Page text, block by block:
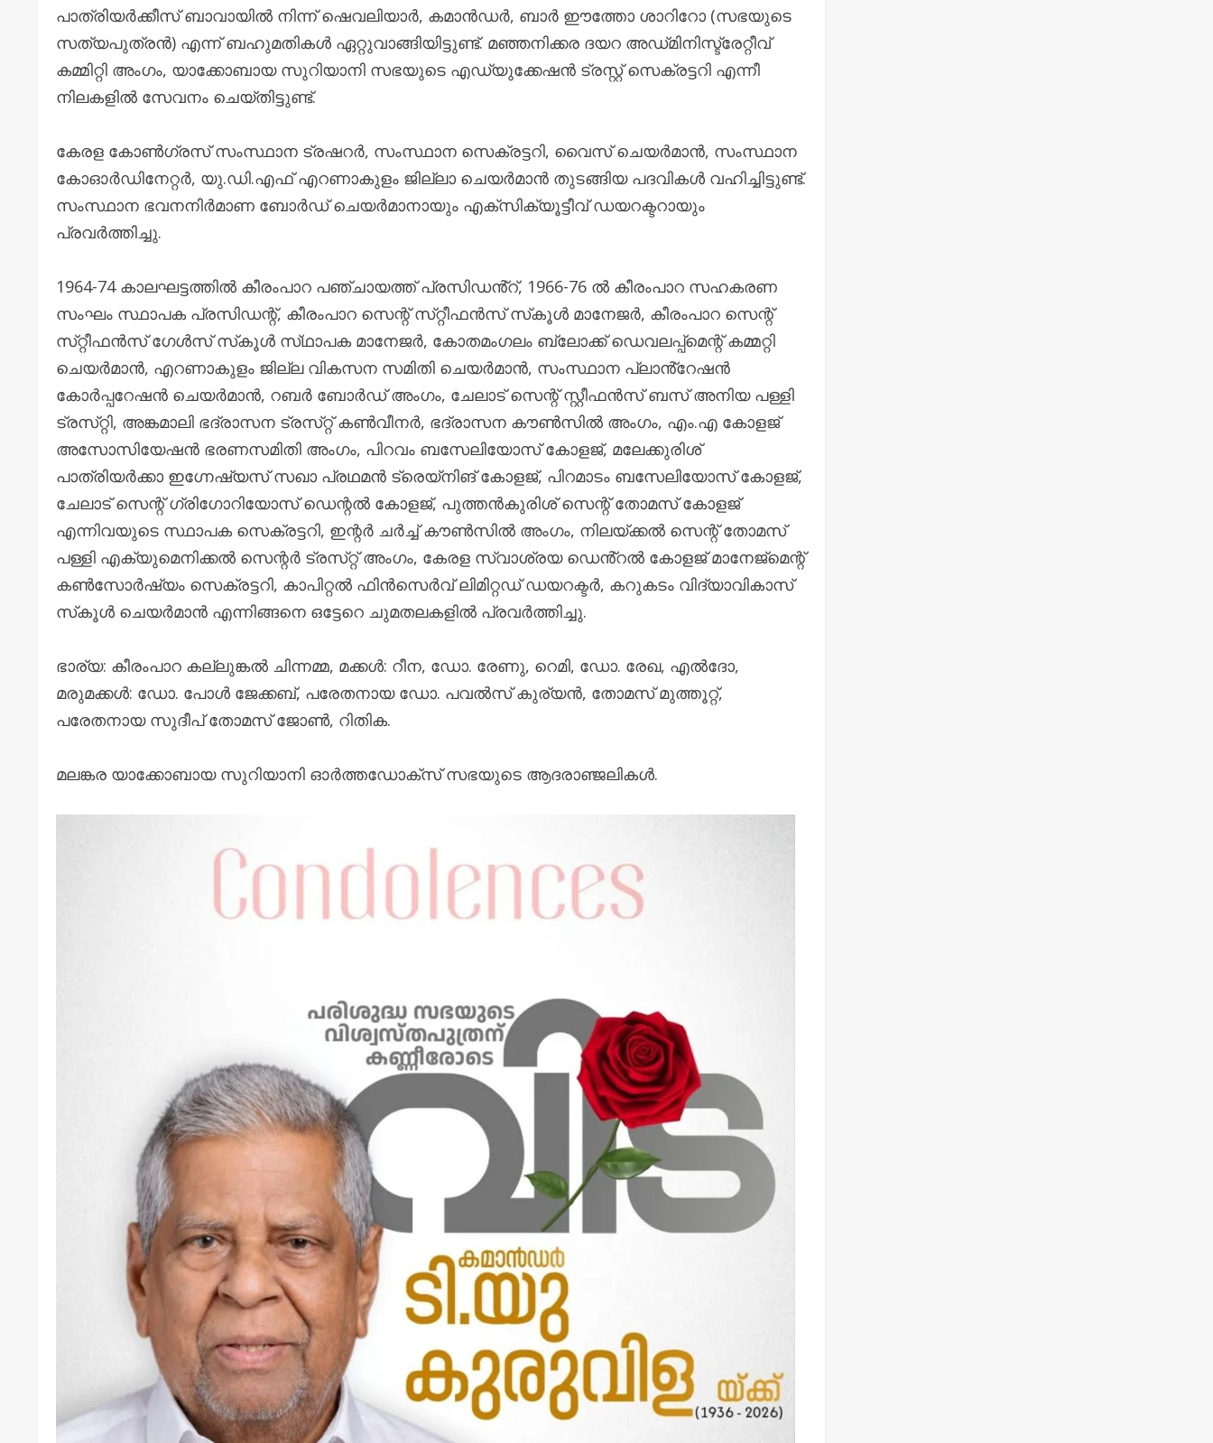
പാത്രിയർക്കീസ് ബാവായിൽ നിന്ന് ഷെവലിയാർ, കമാൻഡർ, ബാർ ഈത്തോ ശാറിറോ (സഭയുടെ
സത്യപുത്രൻ) എന്ന് ബഹുമതികൾ ഏറ്റുവാങ്ങിയിട്ടുണ്ട്. മഞ്ഞനിക്കര ദയറ അഡ്‌മിനിസ്ട്രേറ്റീവ്
കമ്മിറ്റി അംഗം, യാക്കോബായ സുറിയാനി സഭയുടെ എഡ്യുക്കേഷൻ ട്രസ്റ്റ് സെക്രട്ടറി എന്നീ
നിലകളിൽ സേവനം ചെയ്തിട്ടുണ്ട്.
കേരള കോൺഗ്രസ് സംസ്ഥാന ട്രഷറർ, സംസ്ഥാന സെക്രട്ടറി, വൈസ് ചെയർമാൻ, സംസ്ഥാന
കോഓർഡിനേറ്റർ, യു.ഡി.എഫ് എറണാകുളം ജില്ലാ ചെയർമാൻ തുടങ്ങിയ പദവികൾ വഹിച്ചിട്ടുണ്ട്.
സംസ്ഥാന ഭവനനിർമാണ ബോർഡ് ചെയർമാനായും എക്‌സിക്യൂട്ടീവ് ഡയറക്ടറായും
പ്രവർത്തിച്ചു.
1964-74 കാലഘട്ടത്തിൽ കീരംപാറ പഞ്ചായത്ത് പ്രസിഡൻ്റ്, 1966-76 ൽ കീരംപാറ സഹകരണ
സംഘം സ്ഥാപക പ്രസിഡന്റ്, കീരംപാറ സെന്റ് സ്‌റ്റീഫൻസ് സ്‌കൂൾ മാനേജർ, കീരംപാറ സെന്റ്
സ്‌റ്റീഫൻസ് ഗേൾസ് സ്‌കൂൾ സ്‌ഥാപക മാനേജർ, കോതമംഗലം ബ്ലോക്ക് ഡെവലപ്പ്മെന്റ് കമ്മറ്റി
ചെയർമാൻ, എറണാകുളം ജില്ല വികസന സമിതി ചെയർമാൻ, സംസ്ഥാന പ്ലാൻ്റേഷൻ
കോർപ്പറേഷൻ ചെയർമാൻ, റബർ ബോർഡ് അംഗം, ചേലാട് സെന്റ് സ്റ്റ‌ീഫൻസ് ബസ് അനിയ പള്ളി
ട്രസ്‌റ്റി, അങ്കമാലി ഭദ്രാസന ട്രസ്‌റ്റ് കൺവീനർ, ഭദ്രാസന കൗൺസിൽ അംഗം, എം.എ കോളജ്
അസോസിയേഷൻ ഭരണസമിതി അംഗം, പിറവം ബസേലിയോസ് കോളജ്, മലേക്കുരിശ്
പാത്രിയർക്കാ ഇഗ്നേഷ്യസ് സഖാ പ്രഥമൻ ട്രെയ്‌നിങ് കോളജ്, പിറമാടം ബസേലിയോസ് കോളജ്,
ചേലാട് സെന്റ് ഗ്രിഗോറിയോസ് ഡെന്റൽ കോളജ്, പുത്തൻകുരിശ് സെന്റ് തോമസ് കോളജ്
എന്നിവയുടെ സ്ഥാപക സെക്രട്ടറി, ഇന്റർ ചർച്ച് കൗൺസിൽ അംഗം, നിലയ്ക്കൽ സെന്റ് തോമസ്
പള്ളി എക്യുമെനിക്കൽ സെന്റർ ട്രസ്‌റ്റ് അംഗം, കേരള സ്വാശ്രയ ഡെൻ്റൽ കോളജ് മാനേജ്മെന്റ്
കൺസോർഷ്യം സെക്രട്ടറി, കാപിറ്റൽ ഫിൻസെർവ് ലിമിറ്റഡ് ഡയറക്ടർ, കറുകടം വിദ്യാവികാസ്
സ്‌കൂൾ ചെയർമാൻ എന്നിങ്ങനെ ഒട്ടേറെ ചുമതലകളിൽ പ്രവർത്തിച്ചു.
ഭാര്യ: കീരംപാറ കല്ലുങ്കൽ ചിന്നമ്മ, മക്കൾ: റീന, ഡോ. രേണു, റെമി, ഡോ. രേഖ, എൽദോ,
മരുമക്കൾ: ഡോ. പോൾ ജേക്കബ്, പരേതനായ ഡോ. പവൽസ് കുര്യൻ, തോമസ് മുത്തൂറ്റ്,
പരേതനായ സുദീപ് തോമസ് ജോൺ, റിതിക.
മലങ്കര യാക്കോബായ സുറിയാനി ഓർത്തഡോക്സ് സഭയുടെ ആദരാഞ്ജലികൾ.